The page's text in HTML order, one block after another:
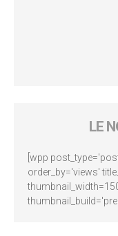
LE
[wpp
order_by='views'